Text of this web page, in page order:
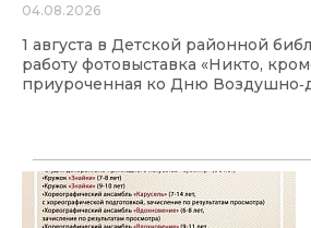
04.08.2026
1 августа в Детской районной
работу фотовыставка «Никто,
приуроченная ко Дню